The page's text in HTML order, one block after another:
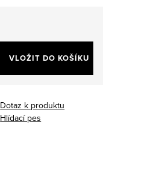
VLOŽIT DO KOŠÍKU
Dotaz k produktu
Hlídací pes